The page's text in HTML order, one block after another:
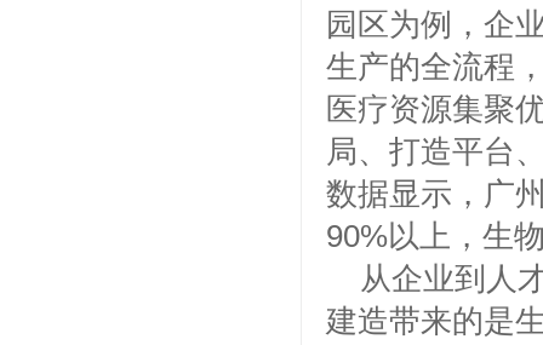
园区为例，企
生产的全流程
医疗资源集聚
局、打造平台
数据显示，广
90%以上，生
从企业到人
建造带来的是